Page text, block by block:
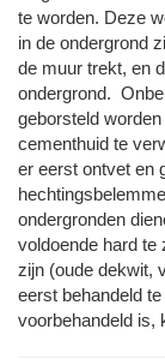
te worden. Deze
in de ondergrond
de muur trekt, en
ondergrond.
geborsteld
cementhuid te
er eerst ontvet en
ondergronden
voldoende hard te
zijn (oude dekwit,
eerst behandeld
voorbehandeld is,